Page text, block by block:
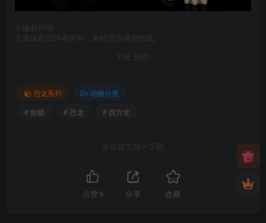
版权声明
文章版权归作者所有，未经允许请勿转载。
THE END
恐龙系列
动物分类
# 骷髅
# 恐龙 # 西方龙
喜欢就支持一下吧
点赞 9 分享 收藏